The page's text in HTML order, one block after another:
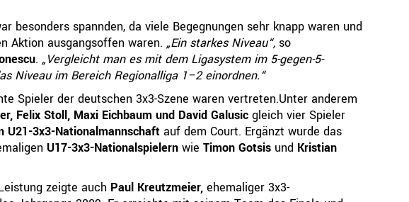
besonders spannden, da viele Begegnungen sehr knapp waren und
Aktion ausgangsoffen waren. „Ein starkes Niveau“, so
. „Vergleicht man es mit dem Ligasystem im 5-gegen-5-
Niveau im Bereich Regionalliga 1–2 einordnen.“
Spieler der deutschen 3x3-Szene waren vertreten.Unter anderem
Felix Stoll, Maxi Eichbaum und David Galusic gleich vier Spieler
U21-3x3-Nationalmannschaft auf dem Court. Ergänzt wurde das
U17-3x3-Nationalspielern wie Timon Gotsis und Kristian
zeigte auch Paul Kreutzmeier, ehemaliger 3x3-